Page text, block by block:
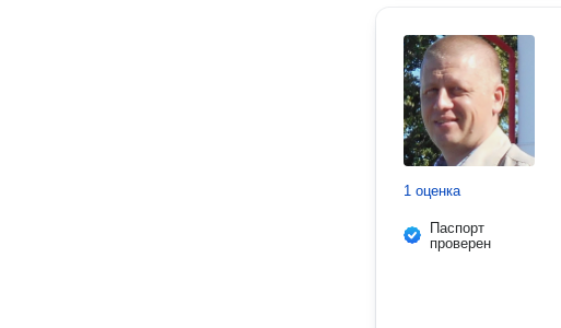
1 оценка
Паспорт
проверен